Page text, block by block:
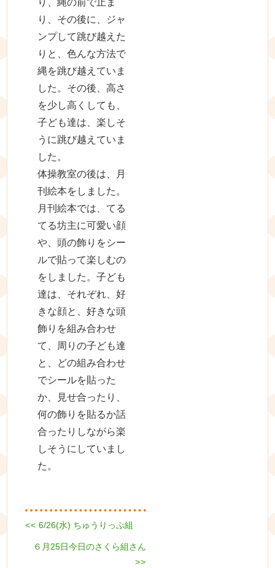
り、縄の前で止ま
り、その後に、ジャ
ンプして跳び越えた
りと、色んな方法で
縄を跳び越えていま
した。その後、高さ
を少し高くしても、
子ども達は、楽しそ
うに跳び越えていま
した。
体操教室の後は、月
刊絵本をしました。
月刊絵本では、てる
てる坊主に可愛い顔
や、頭の飾りをシー
ルで貼って楽しむの
をしました。子ども
達は、それぞれ、好
きな顔と、好きな頭
飾りを組み合わせ
て、周りの子ども達
と、どの組み合わせ
でシールを貼った
か、見せ合ったり、
何の飾りを貼るか話
合ったりしながら楽
しそうにしていまし
た。
投
稿
Previous
<< 6/26(水) ちゅうりっぷ組
Next
６月25日今日のさくら組さん
>>